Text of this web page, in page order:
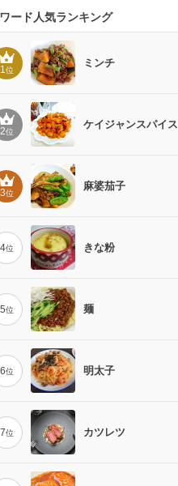
ード人気ランキング
1位
ミンチ
2位
ケイジャンスパイス
3位
麻婆茄子
4位 きな粉
5位 麺
6位 明太子
7位 カツレツ